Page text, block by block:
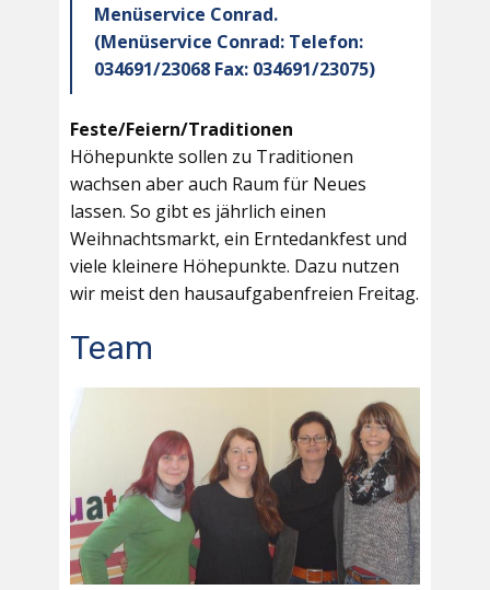
Menüservice Conrad.
(Menüservice Conrad: Telefon:
034691/23068 Fax: 034691/23075)
Feste/Feiern/Traditionen
Höhepunkte sollen zu Traditionen
wachsen aber auch Raum für Neues
lassen. So gibt es jährlich einen
Weihnachtsmarkt, ein Erntedankfest und
viele kleinere Höhepunkte. Dazu nutzen
wir meist den hausaufgabenfreien Freitag.
Team